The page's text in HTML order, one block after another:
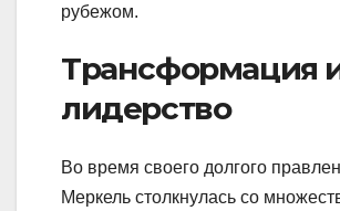
рубежом.
Трансформация
лидерство
Во время своего долгого
Меркель столкнулась со